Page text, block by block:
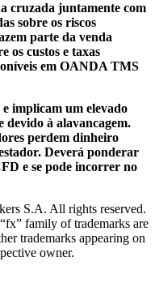
cruzada juntamente com
sobre os riscos
parte da venda
os custos e taxas
em OANDA TMS
implicam um elevado
à alavancagem.
perdem dinheiro
Deverá ponderar
e se pode incorrer no
S.A. All rights reserved.
family of trademarks are
trademarks appearing on
owner.